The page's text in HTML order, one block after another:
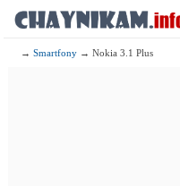
→Smartfony → Nokia 3.1 Plus